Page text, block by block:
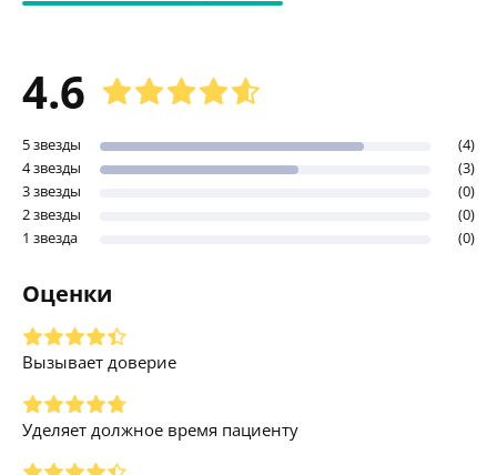
4.6
5 звезды
(4)
4 звезды
(3)
3 звезды
(0)
2 звезды
(0)
1 звезда
(0)
Оценки
Вызывает доверие
Уделяет должное время пациенту